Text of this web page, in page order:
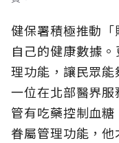
健保署積極推動
自己的健康數據
理功能，讓民眾能
一位在北部醫界
管有吃藥控制血
眷屬管理功能，